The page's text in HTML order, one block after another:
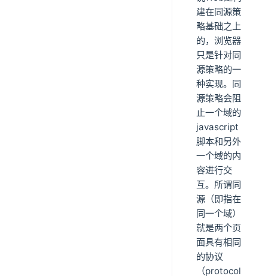
建在同源策
略基础之上
的，浏览器
只是针对同
源策略的一
种实现。同
源策略会阻
止一个域的
javascript
脚本和另外
一个域的内
容进行交
互。所谓同
源（即指在
同一个域）
就是两个页
面具有相同
的协议
（protocol